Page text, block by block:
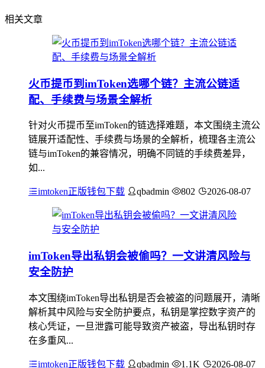
相关文章
火币提币到imToken选哪个链？主流公链适
配、手续费与场景全解析
针对火币提币至imToken的链选择难题，本文围绕主流公
链展开适配性、手续费与场景的全解析，梳理各主流公
链与imToken的兼容情况，明确不同链的手续费差异，
如...
imtoken正版钱包下载 qbadmin 802 2026-08-07
imToken导出私钥会被偷吗？一文讲清风险与
安全防护
本文围绕imToken导出私钥是否会被盗的问题展开，清晰
解析其中风险与安全防护要点，私钥是掌控数字资产的
核心凭证，一旦泄露可能导致资产被盗，导出私钥时存
在多重风...
imtoken正版钱包下载 qbadmin 1.1K 2026-08-07